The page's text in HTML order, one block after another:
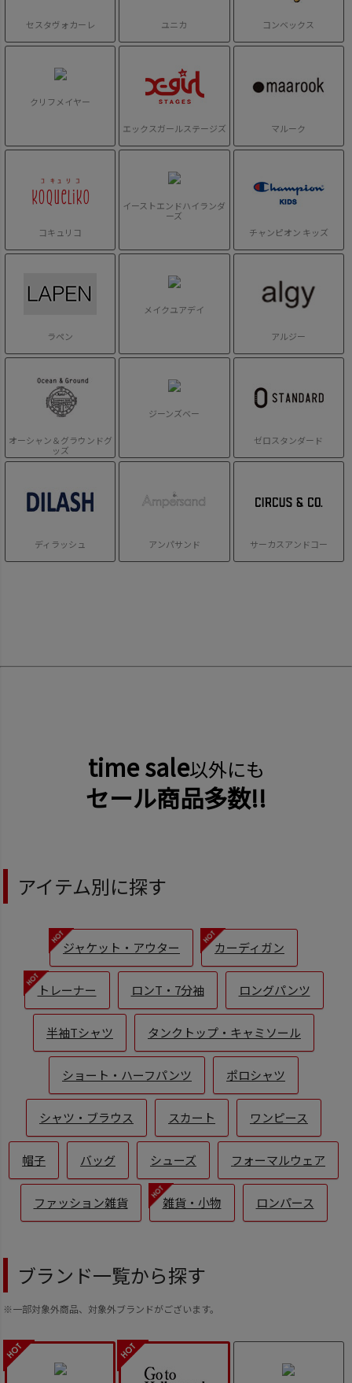
セスタヴォカーレ ユニカ コンベックス
クリフメイヤー
エックスガールステージズ マルーク
コキュリコ
イーストエンドハイランダ
ーズ
チャンピオン キッズ
ラペン
メイクユアデイ
アルジー
オーシャン＆グラウンドグ
ッズ
ジーンズベー
ゼロスタンダード
ディラッシュ アンパサンド サーカスアンドコー
time sale以外にも
セール商品多数!!
アイテム別に探す
ジャケット・アウター カーディガン
トレーナー ロンT・7分袖 ロングパンツ
半袖Tシャツ タンクトップ・キャミソール
ショート・ハーフパンツ ポロシャツ
シャツ・ブラウス スカート ワンピース
帽子 バッグ シューズ フォーマルウェア
ファッション雑貨 雑貨・小物 ロンパース
ブランド一覧から探す
※一部対象外商品、対象外ブランドがございます。